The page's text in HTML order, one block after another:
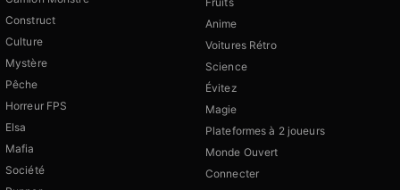
Construct
Culture
Mystère
Pêche
Horreur FPS
Elsa
Mafia
Société
Anime
Voitures Rétro
Science
Évitez
Magie
Plateformes à 2 joueurs
Monde Ouvert
Connecter